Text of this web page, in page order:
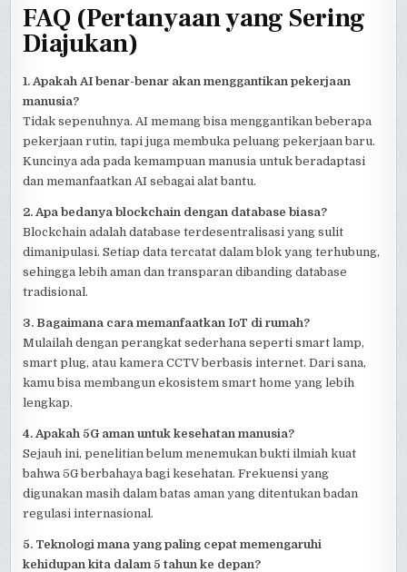
FAQ (Pertanyaan yang Sering
Diajukan)
1. Apakah AI benar-benar akan menggantikan pekerjaan
manusia?
Tidak sepenuhnya. AI memang bisa menggantikan beberapa
pekerjaan rutin, tapi juga membuka peluang pekerjaan baru.
Kuncinya ada pada kemampuan manusia untuk beradaptasi
dan memanfaatkan AI sebagai alat bantu.
2. Apa bedanya blockchain dengan database biasa?
Blockchain adalah database terdesentralisasi yang sulit
dimanipulasi. Setiap data tercatat dalam blok yang terhubung,
sehingga lebih aman dan transparan dibanding database
tradisional.
3. Bagaimana cara memanfaatkan IoT di rumah?
Mulailah dengan perangkat sederhana seperti smart lamp,
smart plug, atau kamera CCTV berbasis internet. Dari sana,
kamu bisa membangun ekosistem smart home yang lebih
lengkap.
4. Apakah 5G aman untuk kesehatan manusia?
Sejauh ini, penelitian belum menemukan bukti ilmiah kuat
bahwa 5G berbahaya bagi kesehatan. Frekuensi yang
digunakan masih dalam batas aman yang ditentukan badan
regulasi internasional.
5. Teknologi mana yang paling cepat memengaruhi
kehidupan kita dalam 5 tahun ke depan?